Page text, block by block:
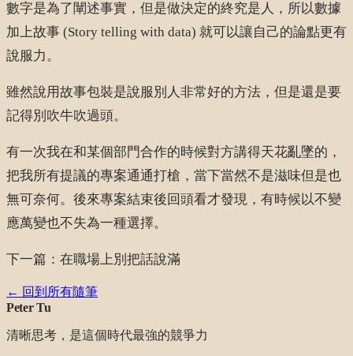
數字是為了闡述事實，但是做決定的終究是人，所以數據
加上故事 (Story telling with data) 就可以讓自己的論點更有
說服力。
雖然說用故事包裝是說服別人非常好的方法，但是還是要
記得別吹牛吹過頭。
有一次我在和某個部門合作的時候對方講得天花亂墜的，
把我所有提議的專案通通打槍，當下當然不是滋味但是也
無可奈何。後來專案結束後回頭看才發現，有時候以不變
應萬變也不失為一種選擇。
下一篇：在職場上別把話說滿
← 回到所有隨筆
Peter Tu
清晰思考，是這個時代最強的競爭力